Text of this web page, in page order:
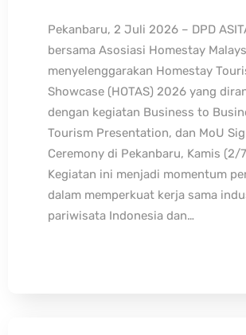
Pekanbaru, 2 Juli 2026 – DPD
bersama Asosiasi Homestay
menyelenggarakan Homestay
Showcase (HOTAS) 2026 yang
dengan kegiatan Business to
Tourism Presentation, dan MoU
Ceremony di Pekanbaru, Kamis (2/
Kegiatan ini menjadi momentum
dalam memperkuat kerja sama
pariwisata Indonesia dan…